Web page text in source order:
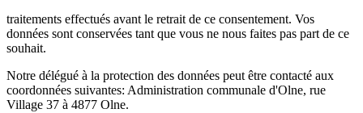
traitements effectués avant le retrait de ce consentement. Vos
données sont conservées tant que vous ne nous faites pas part de ce
souhait.
Notre délégué à la protection des données peut être contacté aux
coordonnées suivantes: Administration communale d'Olne, rue
Village 37 à 4877 Olne.